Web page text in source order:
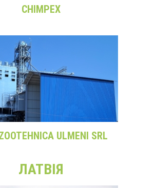
CHIMPEX
ULMENI SRL
ЛАТВІЯ